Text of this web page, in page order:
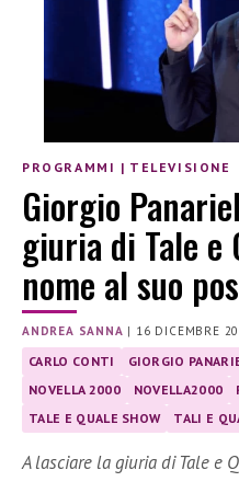
PROGRAMMI | TELEVISIONE
Giorgio
giuria di Tale e
nome al suo
ANDREA SANNA | 16 DICEMBRE
CARLO CONTI GIORGIO
NOVELLA 2000
NOVELLA2000
TALE E QUALE SHOW
TALI E
A lasciare la giuria di Tale e